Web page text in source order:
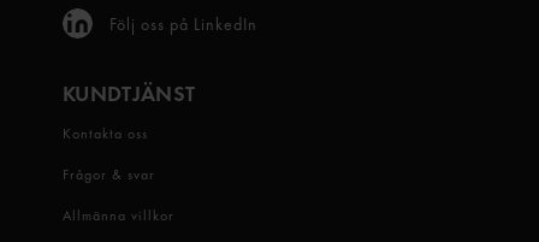
Följ oss på LinkedIn
KUNDTJÄNST
Kontakta oss
Frågor & svar
Allmänna villkor